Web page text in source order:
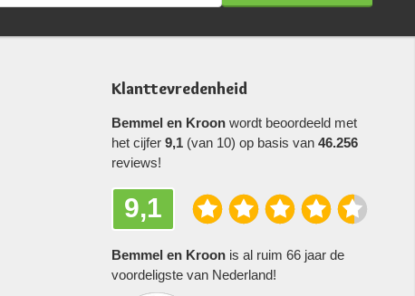
Klanttevredenheid
Bemmel en Kroonwordt beoordeeld met
het cijfer 9,1(van 10) op basis van 46.256
reviews!
9,1
Bemmel en Kroonis al ruim 66 jaar de
voordeligste van Nederland!